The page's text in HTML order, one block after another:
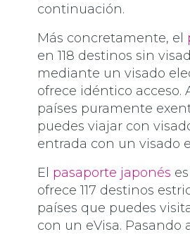
continuación.
Más concretamente, el
en 118 destinos sin
mediante un visado
ofrece idéntico acceso.
países puramente
puedes viajar con
entrada con un visado
El pasaporte japonés
ofrece 117 destinos
países que puedes
con un eVisa. Pasando